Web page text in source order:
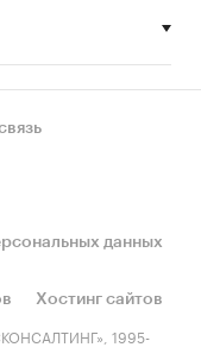
на
в течение 3
на
в
данных
Хостинг сайтов
1995-